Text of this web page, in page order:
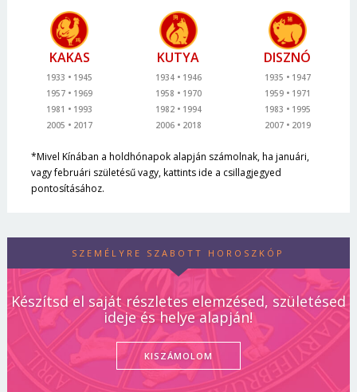
KAKAS
1933
1945
1957
1969
1981
1993
2005
2017
KUTYA
1934
1946
1958
1970
1982
1994
2006
2018
DISZNÓ
1935
1947
1959
1971
1983
1995
2007
2019
*Mivel Kínában a holdhónapok alapján számolnak, ha januári,
vagy februári születésű vagy, kattints ide a csillagjegyed
pontosításához.
SZEMÉLYRE SZABOTT HOROSZKÓP
Készítsd el saját részletes elemzésed, születésed
ideje és helye alapján!
KISZÁMOLOM